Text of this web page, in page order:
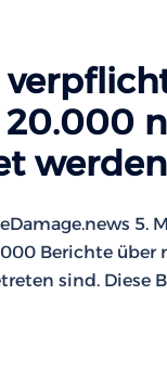
werden
5.
Berichte über
sind. Diese